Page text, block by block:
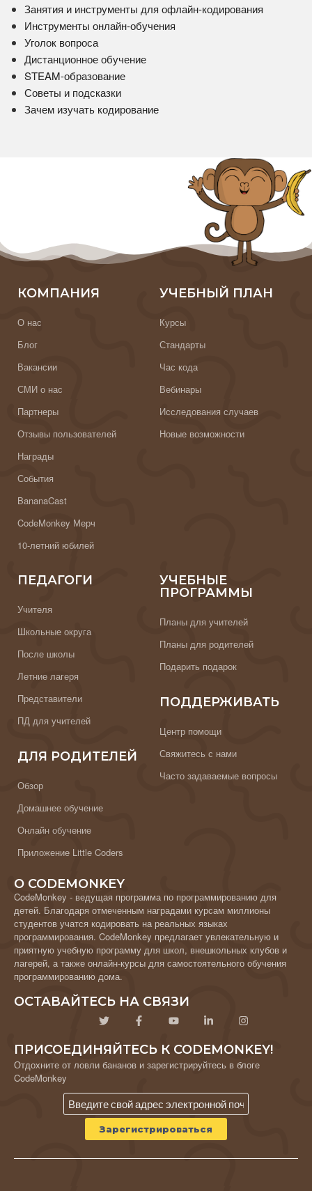
Занятия и инструменты для офлайн-кодирования
Инструменты онлайн-обучения
Уголок вопроса
Дистанционное обучение
STEAM-образование
Советы и подсказки
Зачем изучать кодирование
КОМПАНИЯ
О нас
Блог
Вакансии
СМИ о нас
Партнеры
Отзывы пользователей
Награды
События
BananaCast
CodeMonkey Мерч
10-летний юбилей
УЧЕБНЫЙ ПЛАН
Курсы
Стандарты
Час кода
Вебинары
Исследования случаев
Новые возможности
ПЕДАГОГИ
Учителя
Школьные округа
После школы
Летние лагеря
Представители
ПД для учителей
ДЛЯ РОДИТЕЛЕЙ
Обзор
Домашнее обучение
Онлайн обучение
Приложение Little Coders
УЧЕБНЫЕ
ПРОГРАММЫ
Планы для учителей
Планы для родителей
Подарить подарок
ПОДДЕРЖИВАТЬ
Центр помощи
Свяжитесь с нами
Часто задаваемые вопросы
О CODEMONKEY
CodeMonkey - ведущая программа по программированию для
детей. Благодаря отмеченным наградами курсам миллионы
студентов учатся кодировать на реальных языках
программирования. CodeMonkey предлагает увлекательную и
приятную учебную программу для школ, внешкольных клубов и
лагерей, а также онлайн-курсы для самостоятельного обучения
программированию дома.
ОСТАВАЙТЕСЬ НА СВЯЗИ
ПРИСОЕДИНЯЙТЕСЬ К CODEMONKEY!
Отдохните от ловли бананов и зарегистрируйтесь в блоге
CodeMonkey